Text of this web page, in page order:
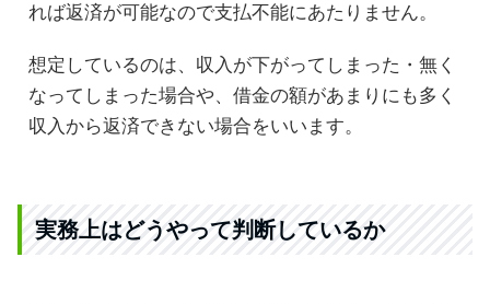
れば返済が可能なので支払不能にあたりません。
想定しているのは、収入が下がってしまった・無く
なってしまった場合や、借金の額があまりにも多く
収入から返済できない場合をいいます。
実務上はどうやって判断しているか